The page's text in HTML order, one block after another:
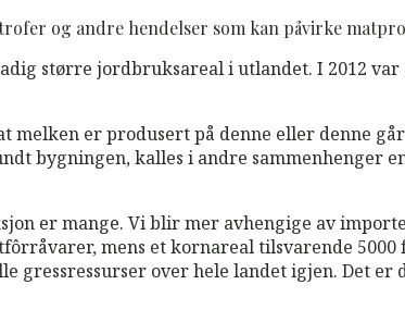
og andre hendelser som kan påvirke
større jordbruksareal i utlandet. I 2012
er produsert på denne eller denne
bygningen, kalles i andre sammenhenger
er mange. Vi blir mer avhengige av
mens et kornareal tilsvarende
gressressurser over hele landet igjen. Det